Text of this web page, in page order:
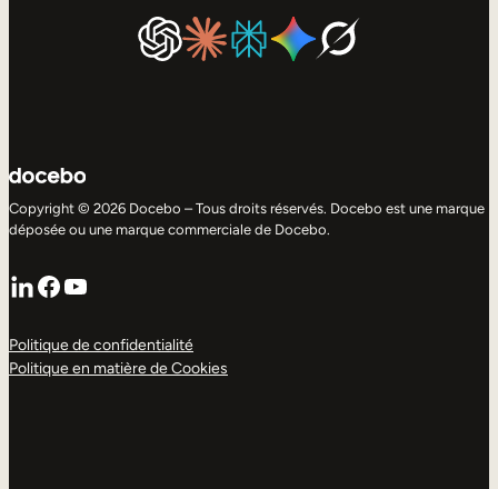
Copyright © 2026 Docebo – Tous droits réservés. Docebo est une marque
déposée ou une marque commerciale de Docebo.
LinkedIn
Facebook
YouTube
Politique de confidentialité
Politique en matière de Cookies